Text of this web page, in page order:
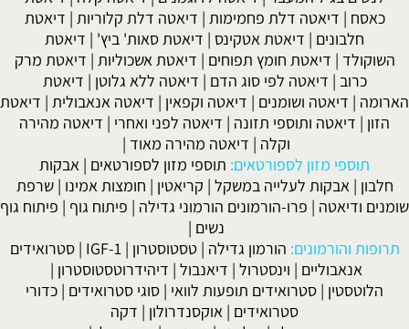
כאסח | דיאטה דלת פחמימות | דיאטה דלת קלוריות | דיאטת
חלבונים | דיאטת אטקינס | דיאטת סאות' ביץ' | דיאטת
השוקולד | דיאטת חומץ תפוחים | דיאטת אשכוליות | דיאטת מרק
כרוב | דיאטה לפי סוג הדם | דיאטה ללא גלוטן | דיאטת
הארומה | דיאטה ושומנים | דיאטה וקפאין | דיאטה אנאבולית | דיאטת
הזון | דיאטה ותוספי תזונה | דיאטה לפני ואחרי | דיאטה מהירה
וקלה | דיאטה מהירה מאוד |
תוספי מזון לספורטאים: תוספי מזון לספורטאים | אבקות
חלבון | אבקות לעלייה במשקל | קריאטין | חומצות אמינו |שרפת
שומנים ודיאטה | פרו-הורמונים הורמוני גדילה | פיתוח גוף | פיתוח גוף
נשים |
תרופות והורמונים: הורמון גדילה |טסטוסטרון |
IGF-1
|סטרואידים
אנאבוליים | וינסטרול | דיאנבול | דיהידרוטסטוסטרון |
הלוטסטין | סטרואידים תופעות לוואי | סוגי סטרואידים | כדורי
סטרואידים | אוקסנדרולון | דקה